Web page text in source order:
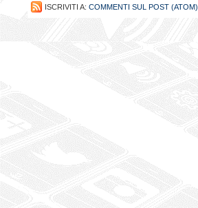
ISCRIVITI A: COMMENTI SUL POST (ATOM)